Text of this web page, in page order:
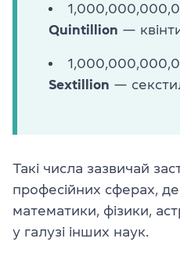
Quintillion —
Sextillion —
Такі числа зазвичай
професійних сферах,
математики, фізики,
у галузі інших наук.